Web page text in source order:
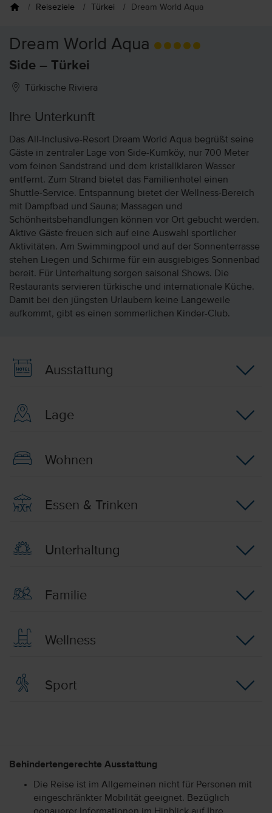
Reiseziele Türkei Dream World Aqua
Dream World Aqua
Side – Türkei
Türkische Riviera
Ihre Unterkunft
Das All-Inclusive-Resort Dream World Aqua begrüßt seine
Gäste in zentraler Lage von Side-Kumköy, nur 700 Meter
vom feinen Sandstrand und dem kristallklaren Wasser
entfernt. Zum Strand bietet das Familienhotel einen
Shuttle-Service. Entspannung bietet der Wellness-Bereich
mit Dampfbad und Sauna; Massagen und
Schönheitsbehandlungen können vor Ort gebucht werden.
Aktive Gäste freuen sich auf eine Auswahl sportlicher
Aktivitäten. Am Swimmingpool und auf der Sonnenterrasse
stehen Liegen und Schirme für ein ausgiebiges Sonnenbad
bereit. Für Unterhaltung sorgen saisonal Shows. Die
Restaurants servieren türkische und internationale Küche.
Damit bei den jüngsten Urlaubern keine Langeweile
aufkommt, gibt es einen sommerlichen Kinder-Club.
Ausstattung
Lage
Wohnen
Essen & Trinken
Unterhaltung
Familie
Wellness
Sport
Behindertengerechte Ausstattung
Die Reise ist im Allgemeinen nicht für Personen mit
eingeschränkter Mobilität geeignet. Bezüglich